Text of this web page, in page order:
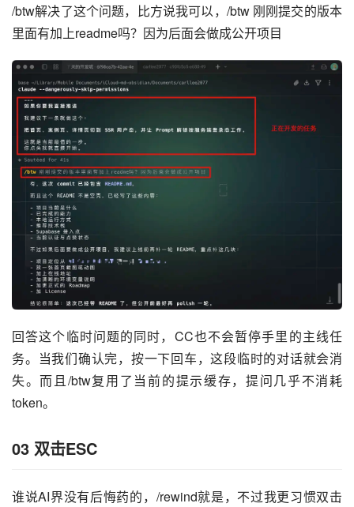
/btw解决了这个问题，比方说我可以，/btw 刚刚提交的版本
里面有加上readme吗？因为后面会做成公开项目
回答这个临时问题的同时，CC也不会暂停手里的主线任
务。当我们确认完，按一下回车，这段临时的对话就会消
失。而且/btw复用了当前的提示缓存，提问几乎不消耗
token。
03 双击ESC
谁说AI界没有后悔药的，/rewind就是，不过我更习惯双击